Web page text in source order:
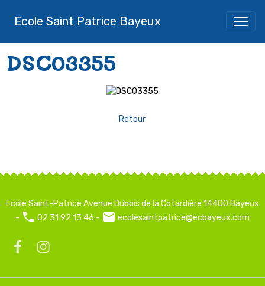
Ecole Saint Patrice Bayeux
DSC03355
Retour
Ecole Saint-Patrice Avenue Dubois de la Cotardière 14400 Bayeux
-
02 31 92 13 46 - ecolesaintpatrice@ecbayeux.com